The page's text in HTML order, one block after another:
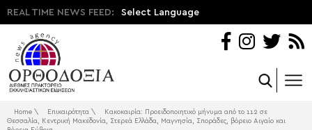
REAL TIME NEWS FEED: Select Language
Home \ Επικαιρότητα \
Κακοκαιρία: Προειδοποιητικό μήνυμα από το 112 σε
Θεσσαλία, Κεντρική Μακεδονία, Στερεά Ελλάδα, Μαγνησία, Σποράδες, βόρειο Αιγαίο και